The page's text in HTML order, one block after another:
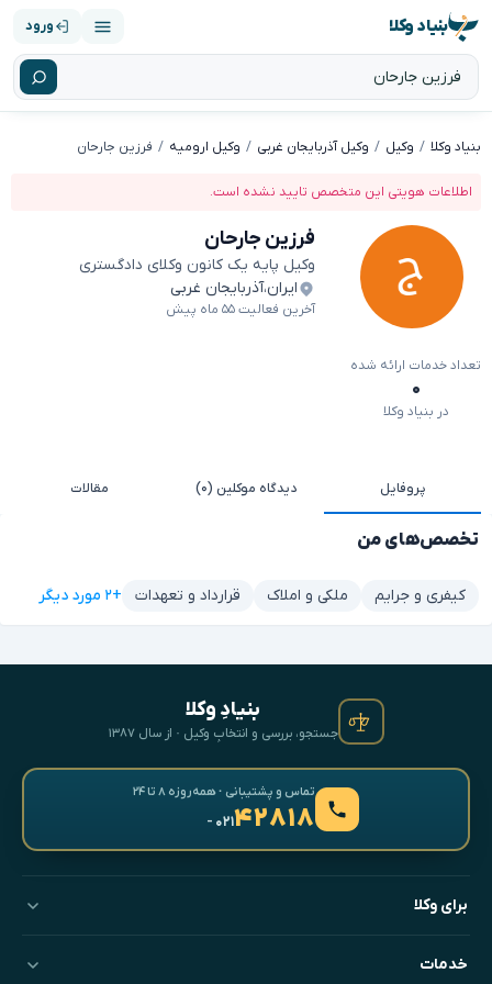
بنیاد وکلا ورود
بنیاد وکلا وکیل وکیل آذربایجان غربی وکیل ارومیه فرزین جارحان
اطلاعات هویتی این متخصص تایید نشده است.
فرزین جارحان
وکیل پایه یک کانون وکلای دادگستری
ایران،آذربایجان غربی
آخرین فعالیت ۵۵ ماه پیش
تعداد خدمات ارائه شده
۰
در بنیاد وکلا
پروفایل دیدگاه موکلین (۰) مقالات
تخصص‌های من
کیفری و جرایم ملکی و املاک قرارداد و تعهدات +۲ مورد دیگر
بنیادِ وکلا
جستجو، بررسی و انتخابِ وکیل · از سال ۱۳۸۷
تماس و پشتیبانی · همه‌روزه ۸ تا ۲۴
۴۲۸۱۸- ۰۲۱
برای وکلا
خدمات